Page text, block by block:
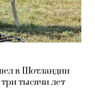
в Шотландии
тысячи лет